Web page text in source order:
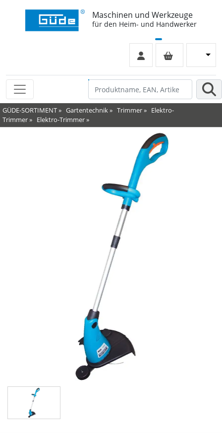
Maschinen und Werkzeuge
für den Heim- und Handwerker
GÜDE-SORTIMENT» Gartentechnik» Trimmer» Elektro-
Trimmer» Elektro-Trimmer»